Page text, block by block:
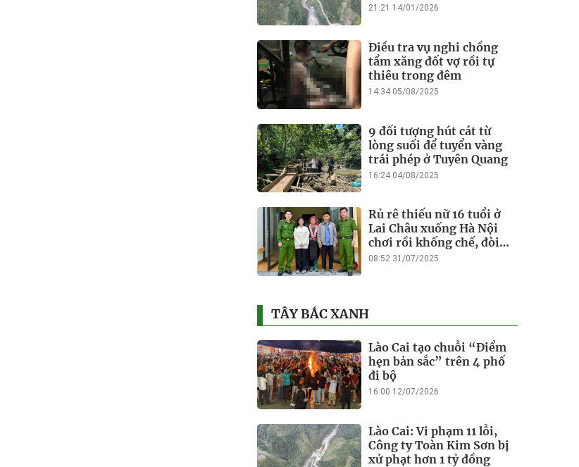
21:21 14/01/2026
Điều tra vụ nghi chồng
tẩm xăng đốt vợ rồi tự
thiêu trong đêm
14:34 05/08/2025
9 đối tượng hút cát từ
lòng suối để tuyển vàng
trái phép ở Tuyên Quang
16:24 04/08/2025
Rủ rê thiếu nữ 16 tuổi ở
Lai Châu xuống Hà Nội
chơi rồi khống chế, đòi
tiền chuộc
08:52 31/07/2025
TÂY BẮC XANH
Lào Cai tạo chuỗi “Điểm
hẹn bản sắc” trên 4 phố
đi bộ
16:00 12/07/2026
Lào Cai: Vi phạm 11 lỗi,
Công ty Toàn Kim Sơn bị
xử phạt hơn 1 tỷ đồng